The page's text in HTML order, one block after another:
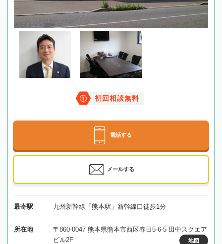
初回相談無料
電話する
メールする
最寄駅 九州新幹線「熊本駅」新幹線口徒歩1分
所在地
〒860-0047 熊本県熊本市西区春日5-6-5 田中スクエア
ビル2F
地図